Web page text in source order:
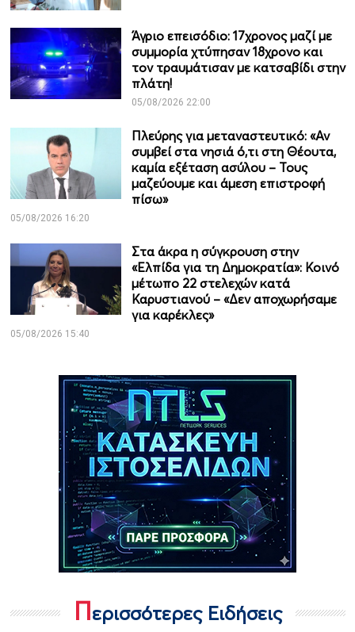
Άγριο επεισόδιο: 17χρονος μαζί με
συμμορία χτύπησαν 18χρονο και
τον τραυμάτισαν με κατσαβίδι στην
πλάτη!
05/08/2026 22:00
Πλεύρης για μεταναστευτικό: «Αν
συμβεί στα νησιά ό,τι στη Θέουτα,
καμία εξέταση ασύλου – Τους
μαζεύουμε και άμεση επιστροφή
πίσω»
05/08/2026 16:20
Στα άκρα η σύγκρουση στην
«Ελπίδα για τη Δημοκρατία»: Κοινό
μέτωπο 22 στελεχών κατά
Καρυστιανού – «Δεν αποχωρήσαμε
για καρέκλες»
05/08/2026 15:40
Περισσότερες Ειδήσεις